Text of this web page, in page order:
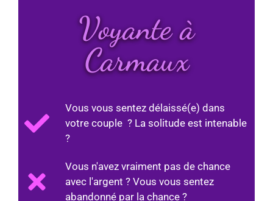
Voyante à
Carmaux
Vous vous sentez délaissé(e) dans
votre couple ? La solitude est intenable
?
Vous n'avez vraiment pas de chance
avec l'argent ? Vous vous sentez
abandonné par la chance ?